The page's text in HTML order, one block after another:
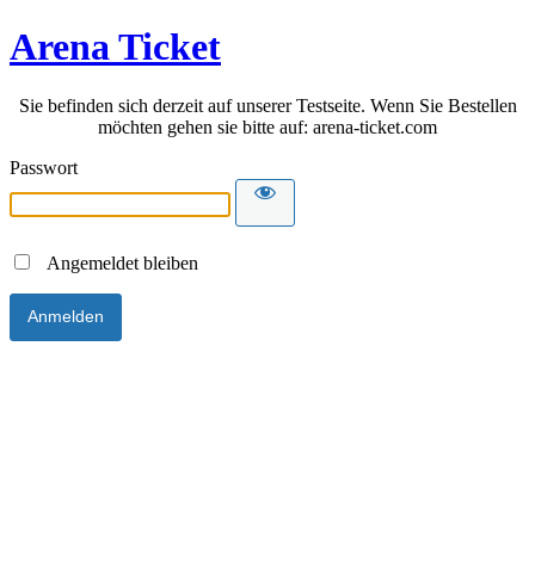
Arena Ticket
Sie befinden sich derzeit auf unserer Testseite. Wenn Sie Bestellen
möchten gehen sie bitte auf: arena-ticket.com
Passwort
Angemeldet bleiben